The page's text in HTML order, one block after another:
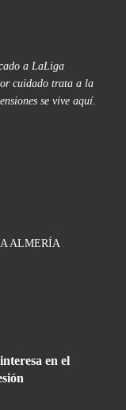
a LaLiga
cuidado trata a la
se vive aquí.
ALMERÍA
en el